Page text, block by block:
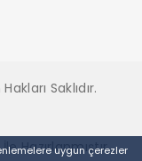
uygun çerezler
Saklıdır.
İle Hazırlanmıştır.